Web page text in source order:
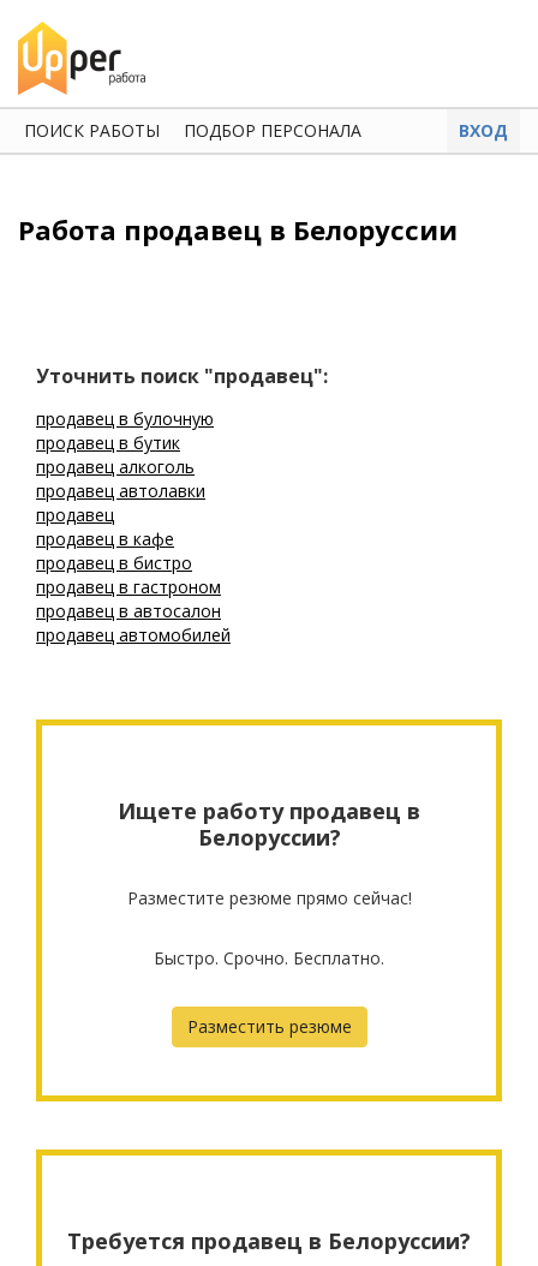
ПОИСК РАБОТЫ ПОДБОР ПЕРСОНАЛА ВХОД
Работа продавец в Белоруссии
Уточнить поиск "продавец":
продавец в булочную
продавец в бутик
продавец алкоголь
продавец автолавки
продавец
продавец в кафе
продавец в бистро
продавец в гастроном
продавец в автосалон
продавец автомобилей
Ищете работу продавец в
Белоруссии?
Разместите резюме прямо сейчас!
Быстро. Срочно. Бесплатно.
Разместить резюме
Требуется продавец в Белоруссии?